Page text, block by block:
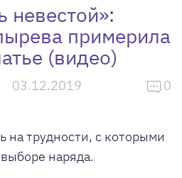
невестой»:
примерила
(видео)
03.12.2019 0
на трудности, с которыми
наряда.